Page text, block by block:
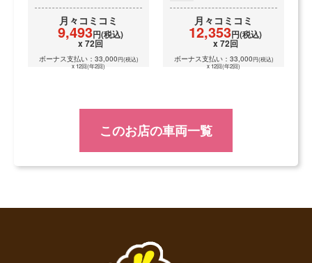
月々 コミコミ
9,493円(税込)
x 72回
ボーナス支払い：33,000円(税込)
x 12回(年2回)
月々 コミコミ
12,353円(税込)
x 72回
ボーナス支払い：33,000円(税込)
x 12回(年2回)
このお店の車両一覧